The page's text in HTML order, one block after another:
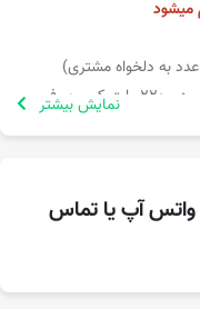
میشود
به دلخواه مشتری)
در سیستم نوری تابلو بک لایت از لامپ ال ای دی 220 ولت کم مصرف
دهید.
نمایش بیشتر
واتس آپ یا تماس